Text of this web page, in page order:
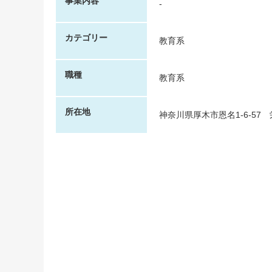
-
カテゴリー 教育系
職種 教育系
所在地 神奈川県厚木市恩名1-6-57